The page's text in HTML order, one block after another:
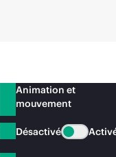
Animation et
mouvement
Désactivé